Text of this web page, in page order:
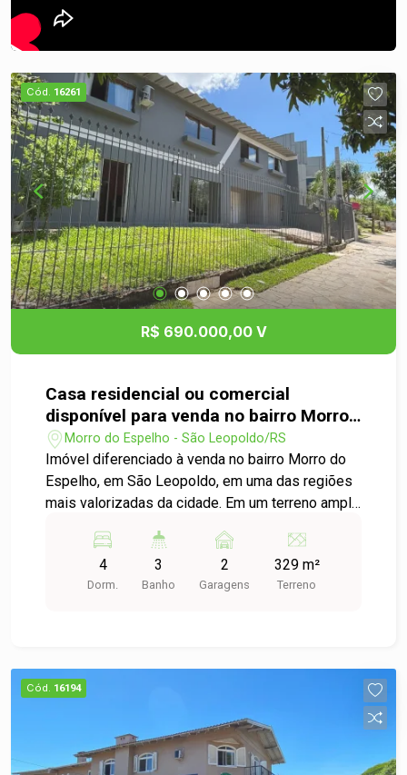
Cód. 16261
R$ 690.000,00 V
Casa residencial ou comercial
disponível para venda no bairro Morro
do Espelho em São Leopoldo
Morro do Espelho - São Leopoldo/RS
Imóvel diferenciado à venda no bairro Morro do
Espelho, em São Leopoldo, em uma das regiões
mais valorizadas da cidade. Em um terreno amplo
construída, oferecendo ambientes generosos,
bem distribuídos e versáteis. O imóvel dispõe de
4 dormitórios e 3 banheiros, atendendo
Sua localização estratégica garante fácil acesso
e grande visibilidade. Uma excelente
oportunidade para quem procura um imóvel com
grande potencial, seja para moradia ou para fins
comerciais, em um dos bairros mais tradicionais
4
Dorm.
3
Banho
2
Garagens
329 m²
Terreno
Cód. 16194